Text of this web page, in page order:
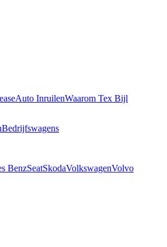
Auto InruilenWaarom Tex Bijl
Bedrijfswagens
BenzSeatSkodaVolkswagenVolvo